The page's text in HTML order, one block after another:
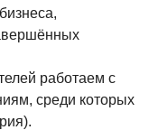
работаем с
среди которых